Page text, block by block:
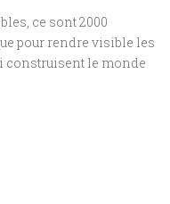
, ce sont 2000
pour rendre visible les
construisent le monde